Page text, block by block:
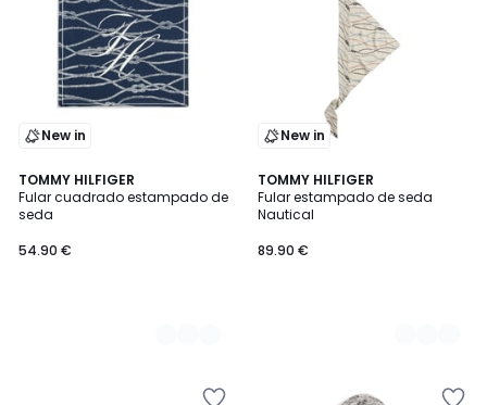
New in
TOMMY HILFIGER
Fular cuadrado estampado de
seda
54.90 €
2
Colores
New in
TOMMY HILFIGER
Fular estampado de seda
Nautical
89.90 €
2
Colores